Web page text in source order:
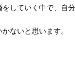
していく中で、自
ないと思います。